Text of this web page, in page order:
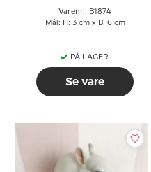
Varenr.: B1874
Mål: H: 3 cm x B: 6 cm
PÅ LAGER
Se vare